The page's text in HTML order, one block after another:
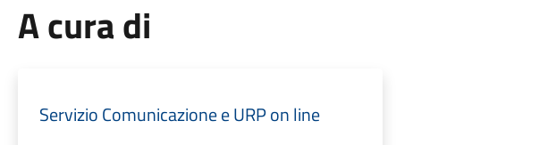
A cura di
Servizio Comunicazione e URP on line